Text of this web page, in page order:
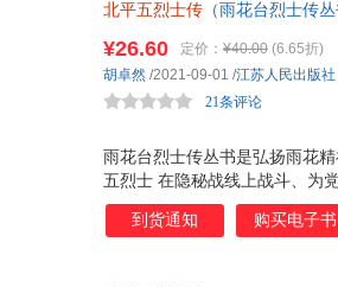
上，为了完成特殊的使命，献
北平五烈士传 （雨花台烈士传
雨花台烈士传丛书是弘扬雨花
五烈士 在隐秘战线上战斗、为
坏在雨花台从容就义的生平故
¥26.60 定价： ¥40.00 (6.65折)
21条评论
胡卓然 /2021-09-01 /江苏人民出版社
到货通知 购买电子书